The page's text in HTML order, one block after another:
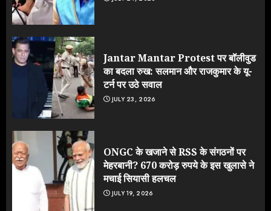
Jantar Mantar Protest पर बॉलीवुड
का बदला रुख: सलमान और राजकुमार के यू-
टर्न पर उठे सवाल
JULY 23, 2026
ONGC के खजाने से RSS के संगठनों पर
मेहरबानी? 670 करोड़ रुपये के इस खुलासे ने
मचाई सियासी हलचल
JULY 19, 2026